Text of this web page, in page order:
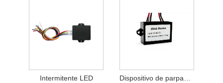
Intermitente LED Dispositivo de parpadeo para lámpara de posición lateral